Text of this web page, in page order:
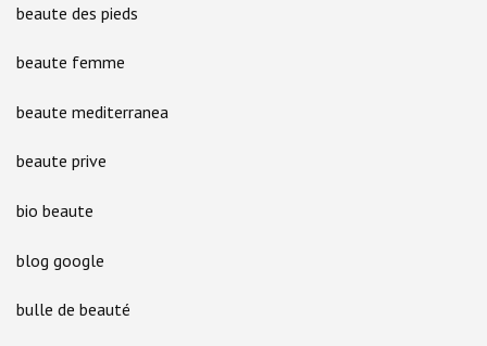
beaute des pieds
beaute femme
beaute mediterranea
beaute prive
bio beaute
blog google
bulle de beauté